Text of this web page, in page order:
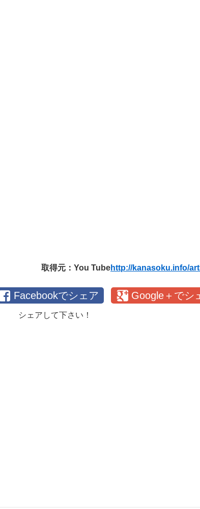
取得元：You Tubehttp://kanasoku.info/
Facebookでシェア Google＋でシ
シェアして下さい！